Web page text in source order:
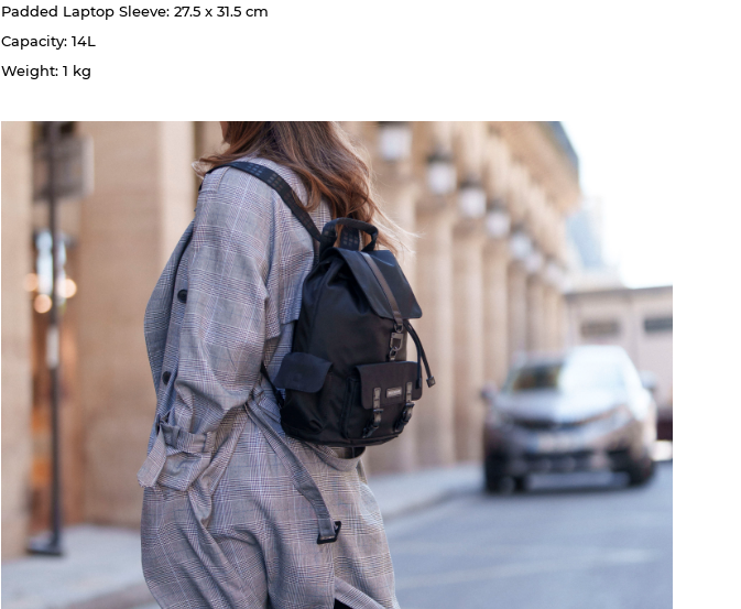
Padded Laptop Sleeve: 27.5 x 31.5 cm
Capacity: 14L
Weight: 1 kg